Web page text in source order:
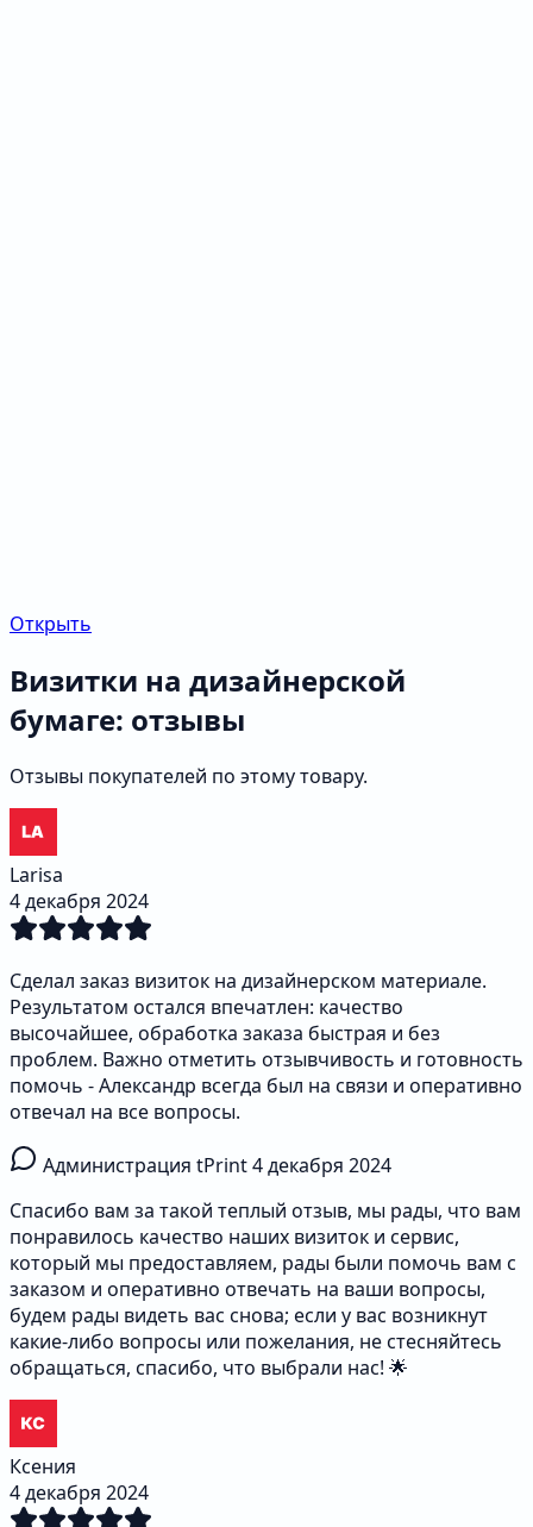
Открыть
Визитки на дизайнерской
бумаге: отзывы
Отзывы покупателей по этому товару.
Larisa
4 декабря 2024
Сделал заказ визиток на дизайнерском материале.
Результатом остался впечатлен: качество
высочайшее, обработка заказа быстрая и без
проблем. Важно отметить отзывчивость и готовность
помочь - Александр всегда был на связи и оперативно
отвечал на все вопросы.
Администрация tPrint4 декабря 2024
Спасибо вам за такой теплый отзыв, мы рады, что вам
понравилось качество наших визиток и сервис,
который мы предоставляем, рады были помочь вам с
заказом и оперативно отвечать на ваши вопросы,
будем рады видеть вас снова; если у вас возникнут
какие-либо вопросы или пожелания, не стесняйтесь
обращаться, спасибо, что выбрали нас! 🌟
Ксения
4 декабря 2024